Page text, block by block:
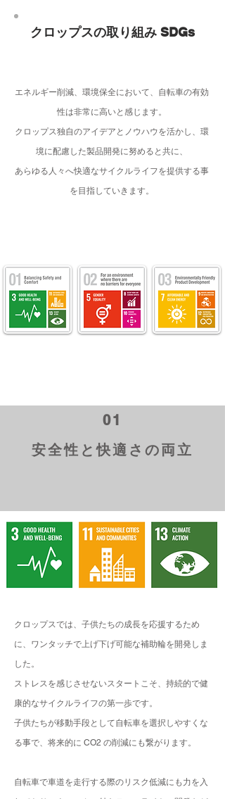
クロップスの取り組み SDGs
エネルギー削減、環境保全において、自転車の有効
性は非常に高いと感じます。
クロップス独自のアイデアとノウハウを活かし、環
境に配慮した製品開発に努めると共に、
あらゆる人々へ快適なサイクルライフを提供する事
を目指していきます。
01
安全性と快適さの両立
クロップスでは、子供たちの成長を応援するため
に、ワンタッチで上げ下げ可能な補助輪を開発しま
した。
ストレスを感じさせないスタートこそ、持続的で健
康的なサイクルライフの第一歩です。
子供たちが移動手段として自転車を選択しやすくな
る事で、将来的に CO2 の削減にも繋がります。
自転車で車道を走行する際のリスク低減にも力を入